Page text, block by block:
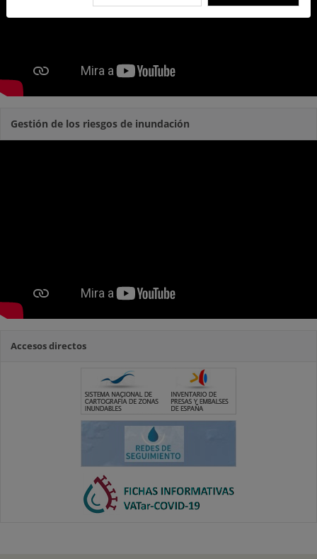
Gestión de los riesgos de inundación
Accesos directos